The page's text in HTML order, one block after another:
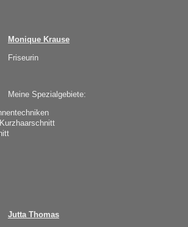
Monique Krause
Friseurin
Meine Spezialgebiete:
Jutta Thomas